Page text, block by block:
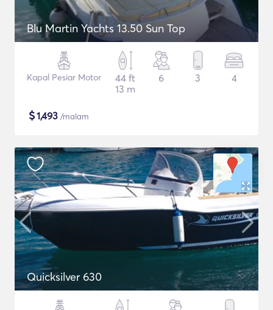
Blu Martin Yachts 13.50 Sun Top
Kapal Pesiar Motor
44 ft
13 m
6 3 4
$1,493 /malam
Quicksilver 630